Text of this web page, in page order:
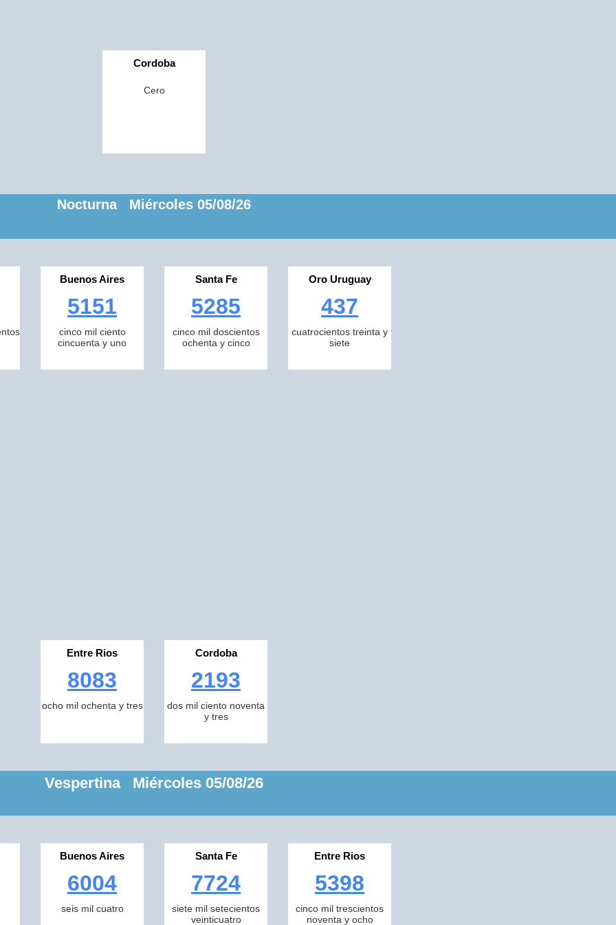
Cordoba
Cero
Nocturna Miércoles 05/08/26
Buenos Aires
5151
cinco mil ciento
cincuenta y uno
Santa Fe
5285
cinco mil doscientos
ochenta y cinco
Oro Uruguay
437
cuatrocientos treinta y
siete
Entre Rios
8083
ocho mil ochenta y tres
Cordoba
2193
dos mil ciento noventa
y tres
Vespertina Miércoles 05/08/26
Buenos Aires
6004
seis mil cuatro
Santa Fe
7724
siete mil setecientos
veinticuatro
Entre Rios
5398
cinco mil trescientos
noventa y ocho